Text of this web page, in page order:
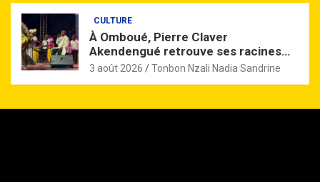
CULTURE
À Omboué, Pierre Claver
Akendengué retrouve ses racines
dans un concert chargé d’émotion
3 août 2026 Tonbon Nzali Nadia Sandrine